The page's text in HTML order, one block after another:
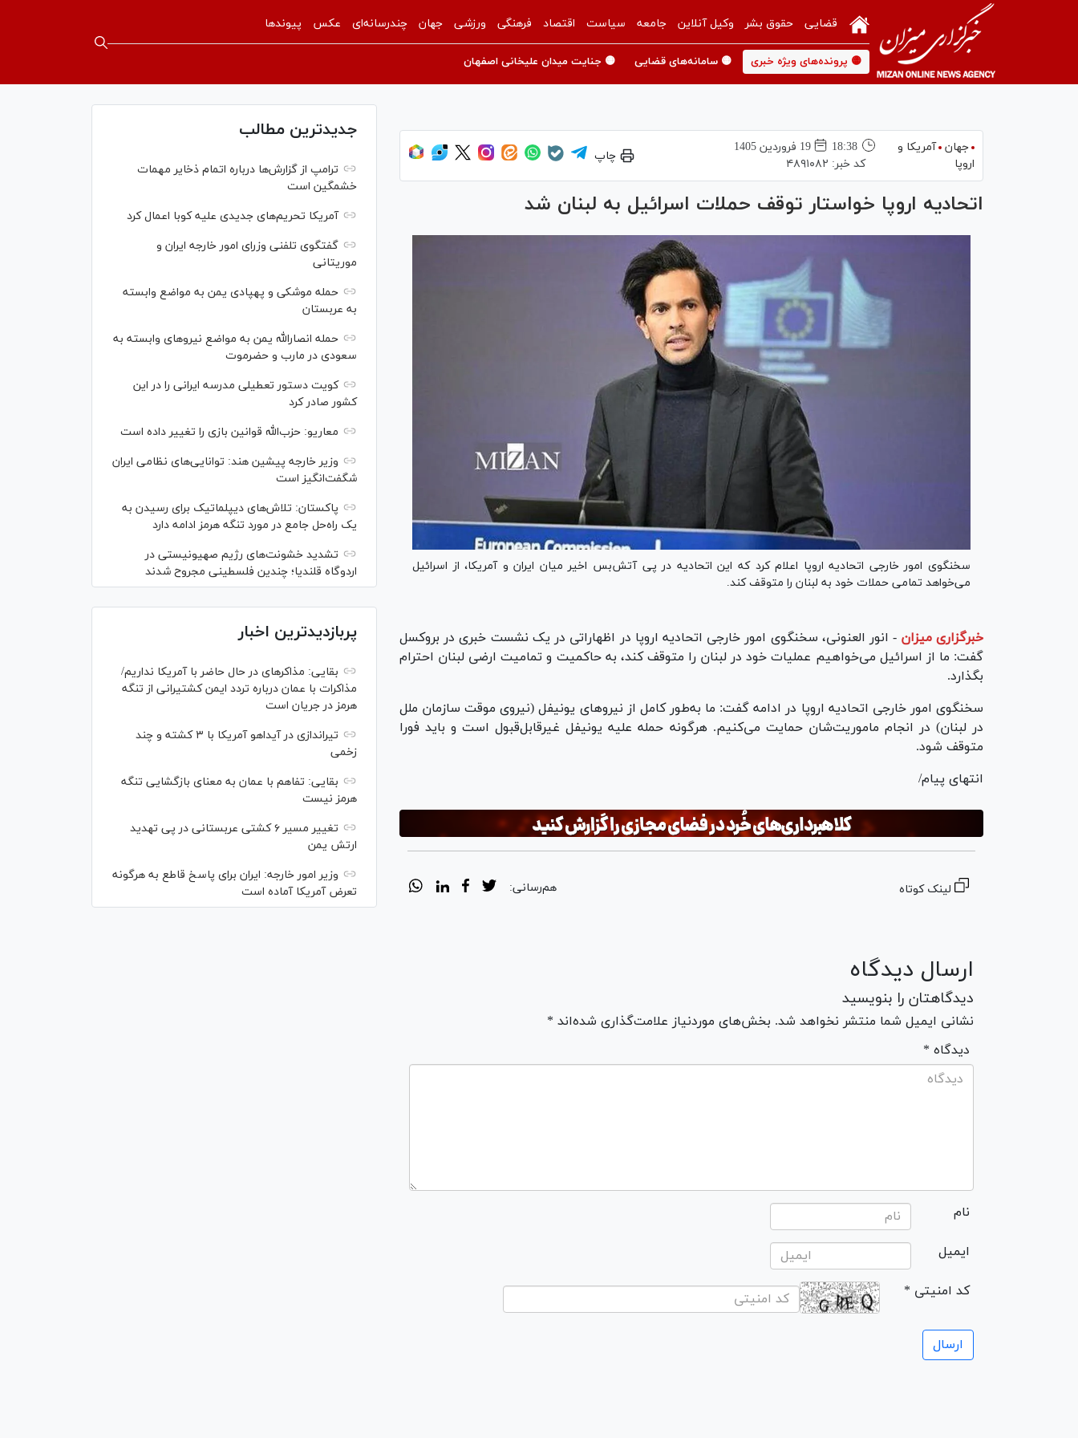
قضایی حقوق بشر وکیل آنلاین جامعه سیاست اقتصاد فرهنگی ورزشی جهان چندرسانه‌ای عکس پیوندها
🟡 پرونده‌های ویژه خبری 🟡 سامانه‌های قضایی 🟡 جنایت میدان علیخانی اصفهان
جهان آمریکا و
اروپا
18:38
19 فروردين 1405
کد خبر: ۴۸۹۱۰۸۲
چاپ
اتحادیه اروپا خواستار توقف حملات اسرائیل به لبنان شد
سخنگوی امور خارجی اتحادیه اروپا اعلام کرد که این اتحادیه در پی آتش‌بس اخیر میان ایران و آمریکا، از اسرائیل
می‌خواهد تمامی حملات خود به لبنان را متوقف کند.
خبرگزاری میزان - انور العنونی، سخنگوی امور خارجی اتحادیه اروپا در اظهاراتی در یک نشست خبری در بروکسل
گفت: ما از اسرائیل می‌خواهیم عملیات خود در لبنان را متوقف کند، به حاکمیت و تمامیت ارضی لبنان احترام
بگذارد.
سخنگوی امور خارجی اتحادیه اروپا در ادامه گفت: ما به‌طور کامل از نیرو‌های یونیفل (نیروی موقت سازمان ملل
در لبنان) در انجام ماموریت‌شان حمایت می‌کنیم. هرگونه حمله علیه یونیفل غیرقابل‌قبول است و باید فورا
متوقف شود.
انتهای پیام/
لینک کوتاه هم‌رسانی:
ارسال دیدگاه
دیدگاهتان را بنویسید
نشانی ایمیل شما منتشر نخواهد شد. بخش‌های موردنیاز علامت‌گذاری شده‌اند *
* دیدگاه
نام
ایمیل
* کد امنیتی
جدیدترین مطالب
ترامپ از گزارش‌ها درباره اتمام ذخایر مهمات
خشمگین است
آمریکا تحریم‌های جدیدی علیه کوبا اعمال کرد
گفتگوی تلفنی وزرای امور خارجه ایران و
موریتانی
حمله موشکی و پهپادی یمن به مواضع وابسته
به عربستان
حمله انصارالله یمن به مواضع نیرو‌های وابسته به
سعودی در مارب و حضرموت
کویت دستور تعطیلی مدرسه ایرانی را در این
کشور صادر کرد
معاریو: حزب‌الله قوانین بازی را تغییر داده است
وزیر خارجه پیشین هند: توانایی‌های نظامی ایران
شگفت‌انگیز است
پاکستان: تلاش‌های دیپلماتیک برای رسیدن به
یک راه‌حل جامع در مورد تنگه هرمز ادامه دارد
تشدید خشونت‌های رژیم صهیونیستی در
اردوگاه قلندیا؛ چندین فلسطینی مجروح شدند
پربازدیدترین اخبار
بقایی: مذاکره‎ای در حال حاضر با آمریکا نداریم/
مذاکرات با عمان درباره تردد ایمن کشتیرانی از تنگه
هرمز در جریان است
تیراندازی در آیداهو آمریکا با ۳ کشته و چند
زخمی
بقایی: تفاهم با عمان به معنای بازگشایی تنگه
هرمز نیست
تغییر مسیر ۶ کشتی عربستانی در پی تهدید
ارتش یمن
وزیر امور خارجه: ایران برای پاسخ قاطع به هرگونه
تعرض آمریکا آماده است